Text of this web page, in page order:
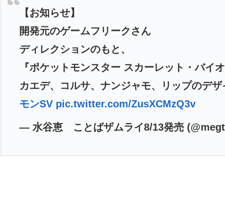
【お知らせ】
開発元のゲームフリークさん
ディレクションのもと、
『ポケットモンスター スカーレット・バイ
カエデ、コルサ、ナンジャモ、リップのデザ
モンSV pic.twitter.com/ZusXCMzQ3v
— 水谷恵 ことばザムライ8/13発売